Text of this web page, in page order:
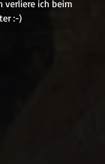
verliere ich beim
:-)